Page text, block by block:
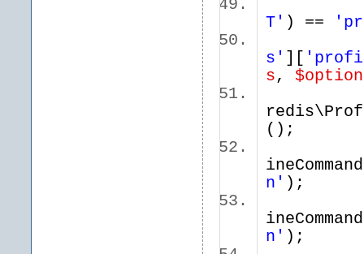
T' ) ==
s'
s, $option
();
n' );
n' );